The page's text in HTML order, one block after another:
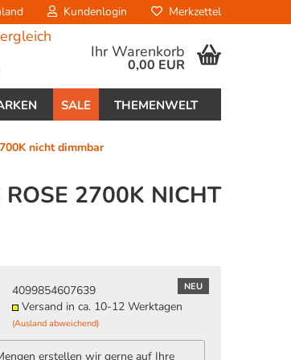
Kundenlogin Merkzettel
Ihr Warenkorb
0,00 EUR
SALE THEMENWELT
nicht dimmbar
2700K NICHT
NEU
4099854607639
Versand in ca. 10-12 Werktagen
(Ausland abweichend)
erstellen wir gerne auf Ihre